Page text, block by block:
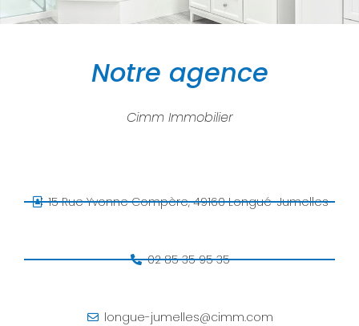
Notre agence
Cimm Immobilier
15 Rue Yvonne Compère, 49160 Longué-Jumelles
02 85 35 95 35
longue-jumelles@cimm.com